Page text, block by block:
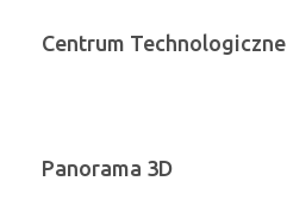
Centrum Technologiczne
Panorama 3D